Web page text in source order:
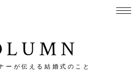
ーが伝える結婚式のこと